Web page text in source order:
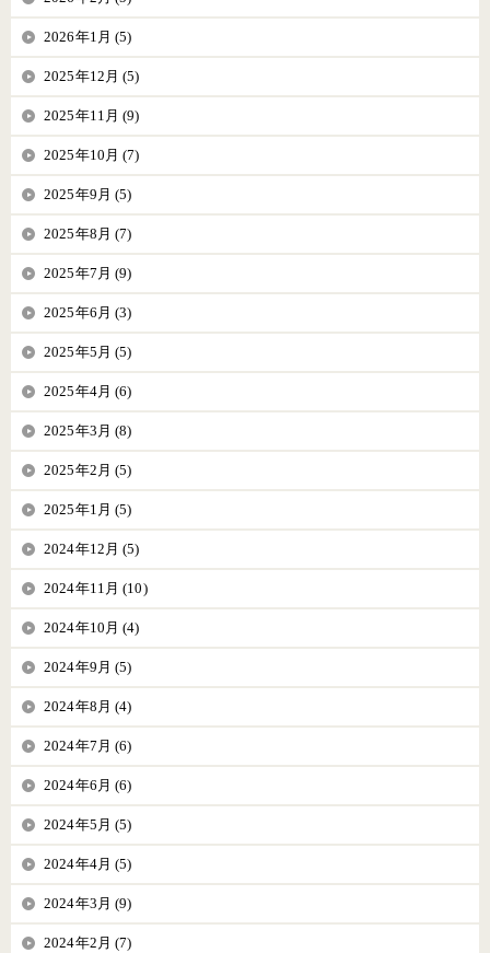
2026年1月 (5)
2025年12月 (5)
2025年11月 (9)
2025年10月 (7)
2025年9月 (5)
2025年8月 (7)
2025年7月 (9)
2025年6月 (3)
2025年5月 (5)
2025年4月 (6)
2025年3月 (8)
2025年2月 (5)
2025年1月 (5)
2024年12月 (5)
2024年11月 (10)
2024年10月 (4)
2024年9月 (5)
2024年8月 (4)
2024年7月 (6)
2024年6月 (6)
2024年5月 (5)
2024年4月 (5)
2024年3月 (9)
2024年2月 (7)